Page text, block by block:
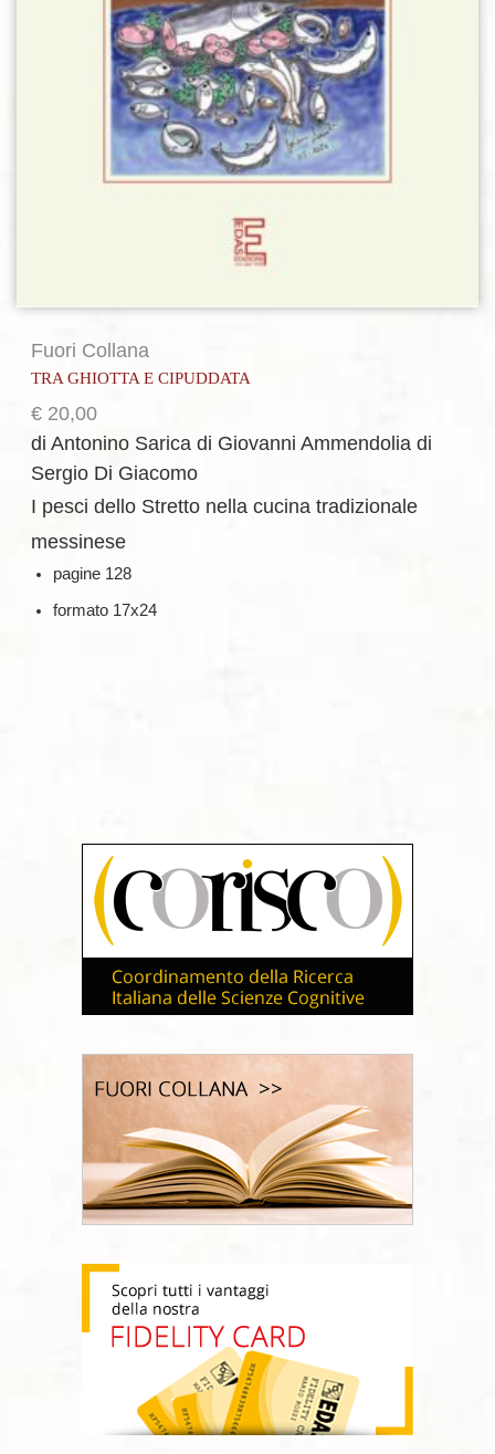
Fuori Collana
TRA GHIOTTA E CIPUDDATA
€ 20,00
di Antonino Sarica di Giovanni Ammendolia di
Sergio Di Giacomo
I pesci dello Stretto nella cucina tradizionale
messinese
pagine 128
formato 17x24